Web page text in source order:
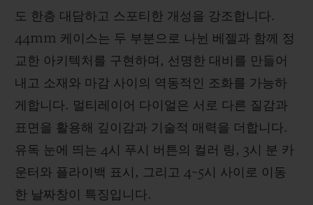
도 한층 대담하고 스포티한 개성을 강조합니다.
44mm 케이스는 두 부분으로 나뉜 베젤과 함께 정
교한 아키텍처를 구현하며, 선명한 대비를 만들어
내고 소재와 마감 사이의 역동적인 조화를 가능하
게합니다. 멀티레이어 다이얼은 서로 다른 질감과
표면을 활용해 깊이감과 기술적 매력을 더합니다.
유독 눈에 띄는 4시 푸시 버튼의 컬러 링, 3시 분 카
운터와 플라이백 표시, 그리고 4~5시 사이로 이동
한 날짜창이 특징입니다.